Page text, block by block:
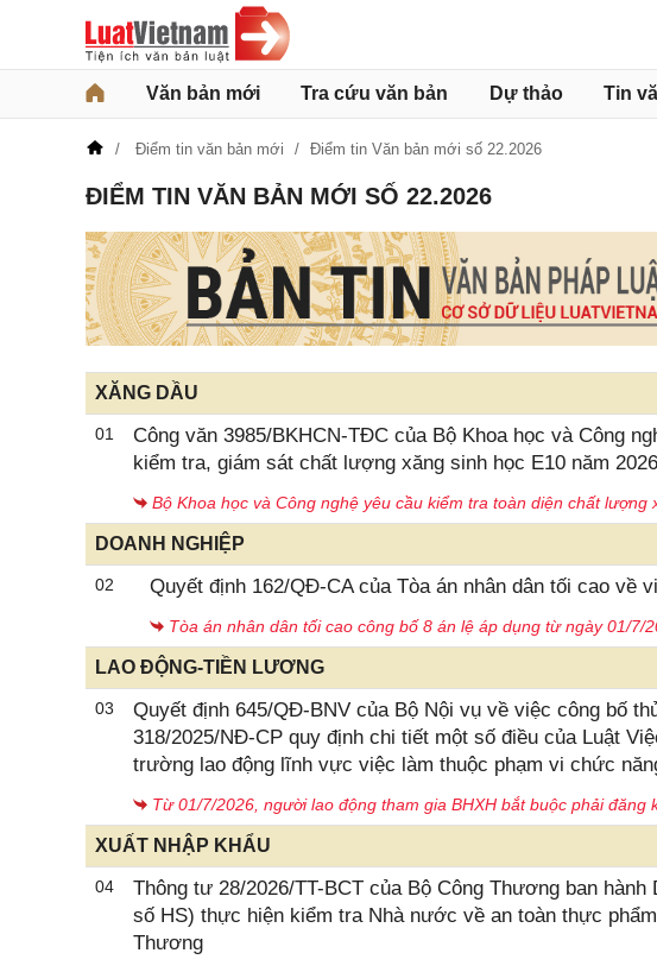
Văn bản mới Tra cứu văn bản Dự thảo Tin
Điểm tin văn bản mới Điểm tin Văn bản mới số 22.2026
ĐIỂM TIN VĂN BẢN MỚI SỐ 22.2026
XĂNG DẦU
01
Công văn 3985/BKHCN-TĐC của Bộ Khoa học và Công
kiểm tra, giám sát chất lượng xăng sinh học E10 năm 2026
Bộ Khoa học và Công nghệ yêu cầu kiểm tra toàn diện chất lượng
DOANH NGHIỆP
02 Quyết định 162/QĐ-CA của Tòa án nhân dân tối cao về
Tòa án nhân dân tối cao công bố 8 án lệ áp dụng từ ngày 01/7/
LAO ĐỘNG-TIỀN LƯƠNG
03
Quyết định 645/QĐ-BNV của Bộ Nội vụ về việc công bố
318/2025/NĐ-CP quy định chi tiết một số điều của Luật
trường lao động lĩnh vực việc làm thuộc phạm vi chức
Từ 01/7/2026, người lao động tham gia BHXH bắt buộc phải đăng
XUẤT NHẬP KHẨU
04
Thông tư 28/2026/TT-BCT của Bộ Công Thương ban
số HS) thực hiện kiểm tra Nhà nước về an toàn thực
Thương